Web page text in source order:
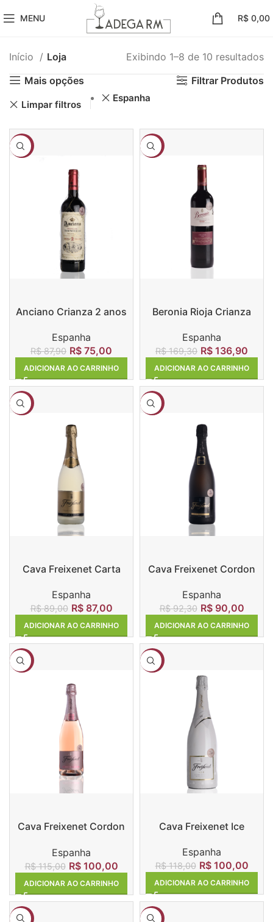
MENU R$ 0,00
Início Loja
Exibindo 1–8 de 10 resultados
Mais opções
Filtrar Produtos
Limpar filtros
Espanha
-15%
Anciano Crianza 2 anos
Espanha
R$87,90 R$ 75,00
ADICIONAR AO CARRINHO
-19%
Beronia Rioja Crianza
Espanha
R$169,30 R$ 136,90
ADICIONAR AO CARRINHO
-2%
Cava Freixenet Carta
Espanha
R$89,00 R$87,00
ADICIONAR AO CARRINHO
-2%
Cava Freixenet Cordon
Espanha
R$92,30 R$90,00
ADICIONAR AO CARRINHO
-13%
Cava Freixenet Cordon
Espanha
R$115,00 R$100,00
ADICIONAR AO CARRINHO
-15%
Cava Freixenet Ice
Espanha
R$118,00 R$100,00
ADICIONAR AO CARRINHO
-15% -3%